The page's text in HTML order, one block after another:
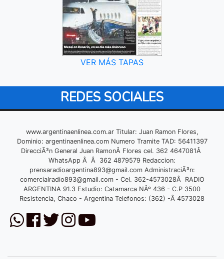
VER MÁS TAPAS
REDES SOCIALES
www.argentinaenlinea.com.ar Titular: Juan Ramon Flores,
Dominio: argentinaenlinea.com Numero Tramite TAD: 56411397
DirecciÃ³n General Juan RamonÂ Flores cel. 362 4647081Â
WhatsApp Â Â 362 4879579 Redaccion:
prensaradioargentina893@gmail.comAdministraciÃ³n:
comercialradio893@gmail.com- Cel. 362-4573028Â RADIO
ARGENTINA 91.3 Estudio: Catamarca NÂº 436 - C.P 3500
Resistencia, Chaco - Argentina Telefonos: (362) -Â 4573028